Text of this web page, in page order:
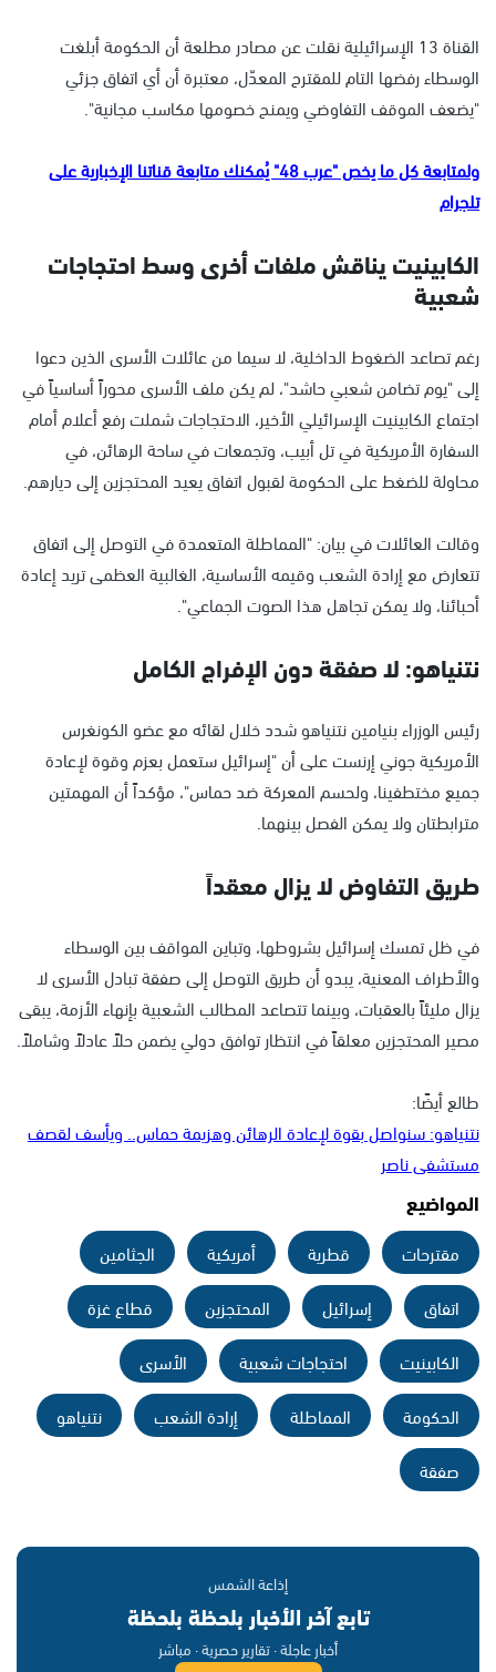
القناة 13 الإسرائيلية نقلت عن مصادر مطلعة أن الحكومة أبلغت
الوسطاء رفضها التام للمقترح المعدّل، معتبرة أن أي اتفاق جزئي
"يضعف الموقف التفاوضي ويمنح خصومها مكاسب مجانية".
ولمتابعة كل ما يخص "عرب 48" يُمكنك متابعة قناتنا الإخبارية على
تلجرام
الكابينيت يناقش ملفات أخرى وسط احتجاجات
شعبية
رغم تصاعد الضغوط الداخلية، لا سيما من عائلات الأسرى الذين دعوا
إلى "يوم تضامن شعبي حاشد"، لم يكن ملف الأسرى محوراً أساسياً في
اجتماع الكابينيت الإسرائيلي الأخير، الاحتجاجات شملت رفع أعلام أمام
السفارة الأمريكية في تل أبيب، وتجمعات في ساحة الرهائن، في
محاولة للضغط على الحكومة لقبول اتفاق يعيد المحتجزين إلى ديارهم.
وقالت العائلات في بيان: "المماطلة المتعمدة في التوصل إلى اتفاق
تتعارض مع إرادة الشعب وقيمه الأساسية، الغالبية العظمى تريد إعادة
أحبائنا، ولا يمكن تجاهل هذا الصوت الجماعي".
نتنياهو: لا صفقة دون الإفراج الكامل
رئيس الوزراء بنيامين نتنياهو شدد خلال لقائه مع عضو الكونغرس
الأمريكية جوني إرنست على أن "إسرائيل ستعمل بعزم وقوة لإعادة
جميع مختطفينا، ولحسم المعركة ضد حماس"، مؤكداً أن المهمتين
مترابطتان ولا يمكن الفصل بينهما.
طريق التفاوض لا يزال معقداً
في ظل تمسك إسرائيل بشروطها، وتباين المواقف بين الوسطاء
والأطراف المعنية، يبدو أن طريق التوصل إلى صفقة تبادل الأسرى لا
يزال مليئاً بالعقبات، وبينما تتصاعد المطالب الشعبية بإنهاء الأزمة، يبقى
مصير المحتجزين معلقاً في انتظار توافق دولي يضمن حلاً عادلاً وشاملاً.
طالع أيضًا:
نتنياهو: سنواصل بقوة لإعادة الرهائن وهزيمة حماس.. ويأسف لقصف
مستشفى ناصر
المواضيع
مقترحات قطرية أمريكية
الجثامين
اتفاق
إسرائيل المحتجزين
قطاع غزة
الكابينيت
احتجاجات شعبية
الأسرى
الحكومة
المماطلة إرادة الشعب
نتنياهو
صفقة
إذاعة الشمس
تابع آخر الأخبار بلحظة بلحظة
أخبار عاجلة · تقارير حصرية · مباشر